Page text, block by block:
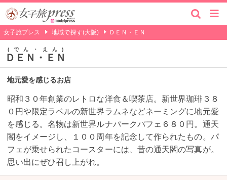
女子旅プレス 地域で探す(大阪) ＤＥＮ・ＥＮ
ＤＥＮ・ＥＮ
でん・えん
地元愛を感じるお店
昭和３０年創業のレトロな洋食＆喫茶店。新世界珈琲３８
０円や限定ラベルの新世界ラムネなどネーミングに地元愛
を感じる。名物は新世界ルナパークパフェ６８０円。通天
閣をイメージし、１００周年を記念して作られたもの。パ
フェが乗せられたコースターには、昔の通天閣の写真が。
思い出にぜひ召し上がれ。